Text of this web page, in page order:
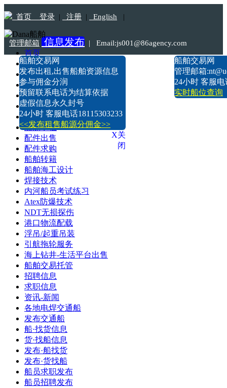
首页 登录 | 注册 | English |
管理邮箱 信息发布 | Email:js001@86agency.com
Tel:18115303233
首页
船舶转港·过户
船舶坞检·坞修·油漆
船价估算
船舶出售
船舶求购
船舶出租
船舶求租
配件出售
配件求购
船舶转籍
船舶海工设计
焊接技术
内河船员考试练习
Atex防爆技术
NDT无损探伤
港口物流配载
浮吊/起重吊装
引航拖轮服务
海上钻井-生活平台出售
船舶交易托管
招聘信息
求职信息
资讯-新闻
各地电焊交通船
发布交通船
船·找货信息
货·找船信息
发布·船找货
发布·货找船
船员求职发布
船员招聘发布
船舶交易网
发布出租,出售船舶资源信息
参与佣金分润
预留联系电话为结算依据
虚假信息永久封号
24小时 客服电话18115303233
<<发布租售船源分佣金>>
X关
闭
船舶交易网
管理邮箱
24小时 客服电
实时船位查询